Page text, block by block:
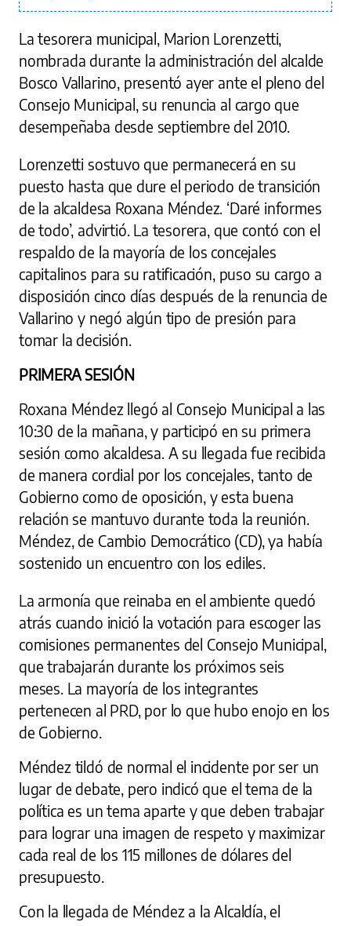
La tesorera municipal, Marion Lorenzetti,
nombrada durante la administración del alcalde
Bosco Vallarino, presentó ayer ante el pleno del
Consejo Municipal, su renuncia al cargo que
desempeñaba desde septiembre del 2010.
Lorenzetti sostuvo que permanecerá en su
puesto hasta que dure el periodo de transición
de la alcaldesa Roxana Méndez. ‘Daré informes
de todo’, advirtió. La tesorera, que contó con el
respaldo de la mayoría de los concejales
capitalinos para su ratificación, puso su cargo a
disposición cinco días después de la renuncia de
Vallarino y negó algún tipo de presión para
tomar la decisión.
PRIMERA SESIÓN
Roxana Méndez llegó al Consejo Municipal a las
10:30 de la mañana, y participó en su primera
sesión como alcaldesa. A su llegada fue recibida
de manera cordial por los concejales, tanto de
Gobierno como de oposición, y esta buena
relación se mantuvo durante toda la reunión.
Méndez, de Cambio Democrático (CD), ya había
sostenido un encuentro con los ediles.
La armonía que reinaba en el ambiente quedó
atrás cuando inició la votación para escoger las
comisiones permanentes del Consejo Municipal,
que trabajarán durante los próximos seis
meses. La mayoría de los integrantes
pertenecen al PRD, por lo que hubo enojo en los
de Gobierno.
Méndez tildó de normal el incidente por ser un
lugar de debate, pero indicó que el tema de la
política es un tema aparte y que deben trabajar
para lograr una imagen de respeto y maximizar
cada real de los 115 millones de dólares del
presupuesto.
Con la llegada de Méndez a la Alcaldía, el